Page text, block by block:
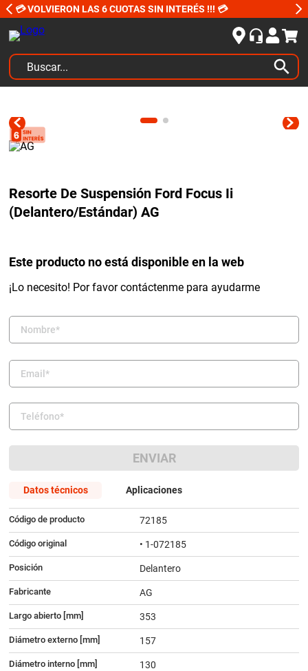
💳 VOLVIERON LAS 6 CUOTAS SIN INTERÉS !!! 💳
Buscar...
Resorte De Suspensión Ford Focus Ii
(Delantero/Estándar) AG
Este producto no está disponible en la web
¡Lo necesito! Por favor contáctenme para ayudarme
ENVIAR
Datos técnicos Aplicaciones
Código de producto 72185
Código original • 1-072185
Posición Delantero
Fabricante AG
Largo abierto [mm] 353
Diámetro externo [mm] 157
Diámetro interno [mm] 130
1.
2.
amortiguadores
4.
honda civic
5.
renault
7.
bmw
8.
sprinter
9.
amortiguador